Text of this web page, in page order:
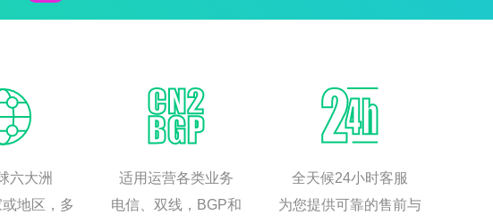
六大洲
地区，多
适用运营各类业务
电信、双线，BGP和
全天候24小时客服
为您提供可靠的售前与